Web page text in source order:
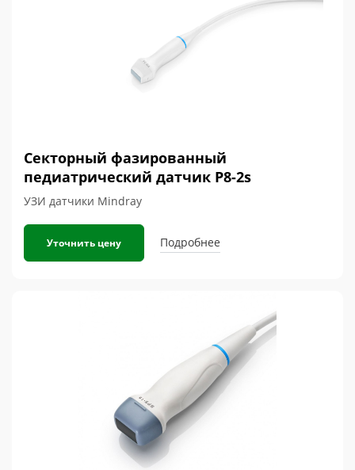
Секторный фазированный
педиатрический датчик P8-2s
УЗИ датчики Mindray
Уточнить цену Подробнее